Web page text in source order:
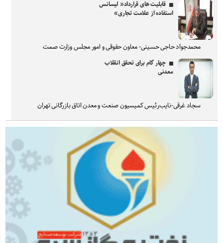
قابلیت های قرارداد« لیسانس
استفاده از علامت تجاری»
محمدجواد حاجی حسینی- معاون حقوقی و امور مجلس وزارت صمت
چهار گام برای تحقق انقلاب
معدنی
سجاد غرقی-نایب‌رئیس کمیسیون صنعت و معدن اتاق بازرگانی تهران